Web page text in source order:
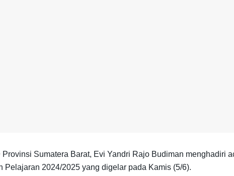
Sumatera Barat, Evi Yandri Rajo Budiman menghadiri
Pelajaran 2024/2025 yang digelar pada Kamis (5/6).